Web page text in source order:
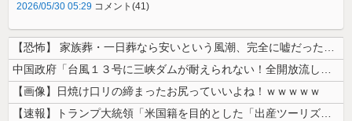
2026/05/30 05:29 コメント(41)
【恐怖】 家族葬・一日葬なら安いという風潮、完全に嘘だった・・・・
中国政府「台風１３号に三峡ダムが耐えられない！全開放流しろ！」⇒ 下流...
【画像】日焼け口リの締まったお尻っていいよね！ｗｗｗｗｗ
【速報】トランプ大統領「米国籍を目的とした「出産ツーリズム」を禁止する...